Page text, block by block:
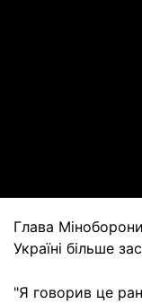
Глава
Україні більше
"Я говорив це